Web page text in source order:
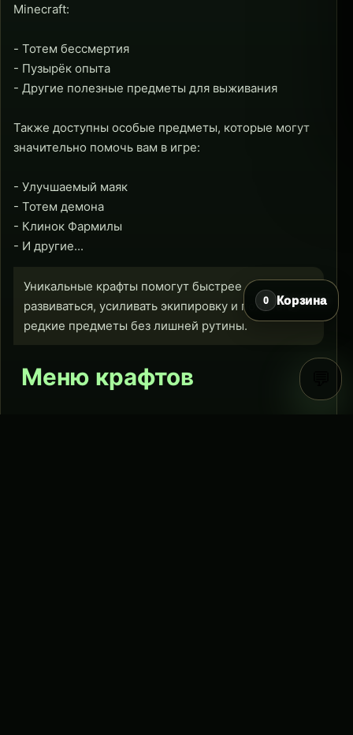
Minecraft:
- Тотем бессмертия
- Пузырёк опыта
- Другие полезные предметы для выживания
Также доступны особые предметы, которые могут
значительно помочь вам в игре:
- Улучшаемый маяк
- Тотем демона
- Клинок Фармилы
- И другие...
Уникальные крафты помогут быстрее
развиваться, усиливать экипировку и получать
редкие предметы без лишней рутины.
Меню крафтов
0 Корзина